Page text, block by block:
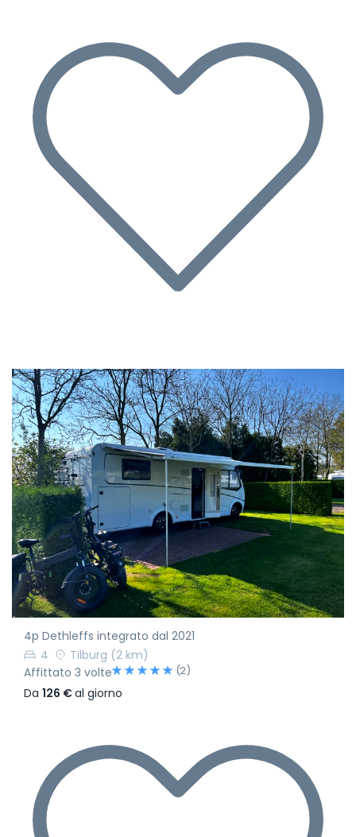
4p Dethleffs integrato dal 2021
4
Tilburg (2 km)
Affittato 3 volte
(2)
Da 126 €al giorno